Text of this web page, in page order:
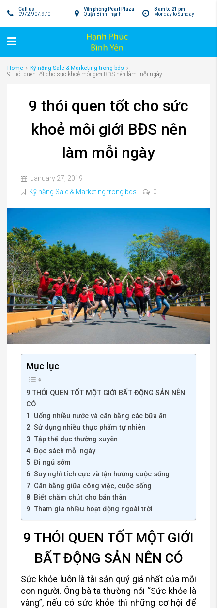
8 am to 21 pm
Monday to Sunday
Văn phòng Pearl Plaza
Quận Bình Thạnh
Call us
0972.907.970
Home
Kỹ năng Sale & Marketing trong bds
9 thói quen tốt cho sức khoẻ môi giới BĐS nên làm mỗi ngày
9 thói quen tốt cho sức
khoẻ môi giới BĐS nên
làm mỗi ngày
January 27, 2019
Kỹ năng Sale & Marketing trong bds
0
Mục lục
9 THÓI QUEN TỐT MỘT GIỚI BẤT ĐỘNG SẢN NÊN
CÓ
1. Uống nhiều nước và cân bằng các bữa ăn
2. Sử dụng nhiều thực phẩm tự nhiên
3. Tập thể dục thường xuyên
4. Đọc sách mỗi ngày
5. Đi ngủ sớm
6. Suy nghĩ tích cực và tận hưởng cuộc sống
7. Cân bằng giữa công việc, cuộc sống
8. Biết chăm chút cho bản thân
9. Tham gia nhiều hoạt động ngoài trời
9 THÓI QUEN TỐT MỘT GIỚI
BẤT ĐỘNG SẢN NÊN CÓ
Sức khỏe luôn là tài sản quý giá nhất của mỗi
con người. Ông bà ta thường nói “Sức khỏe là
vàng”, nếu có sức khỏe thì những cơ hội để